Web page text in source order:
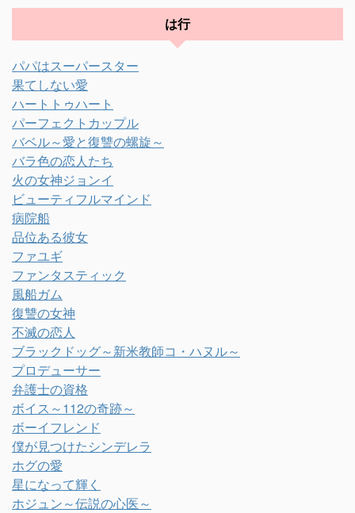
は行
パパはスーパースター
果てしない愛
ハートトゥハート
パーフェクトカップル
バベル～愛と復讐の螺旋～
バラ色の恋人たち
火の女神ジョンイ
ビューティフルマインド
病院船
品位ある彼女
ファユギ
ファンタスティック
風船ガム
復讐の女神
不滅の恋人
ブラックドッグ～新米教師コ・ハヌル～
プロデューサー
弁護士の資格
ボイス～112の奇跡～
ボーイフレンド
僕が見つけたシンデレラ
ホグの愛
星になって輝く
ホジュン～伝説の心医～